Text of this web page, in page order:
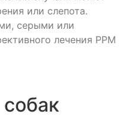
или слепота.
серыми или
лечения PPM